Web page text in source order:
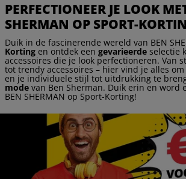
PERFECTIONEER JE LOOK
SHERMAN OP SPORT-
Duik in de fascinerende wereld van BEN
Kortingen ontdek een gevarieerdeselectie
accessoires die je look perfectioneren. Van
tot trendy accessoires – hier vind je alles
en je individuele stijl tot uitdrukking te
modevan Ben Sherman. Duik erin en word
BEN SHERMAN op Sport-Korting!